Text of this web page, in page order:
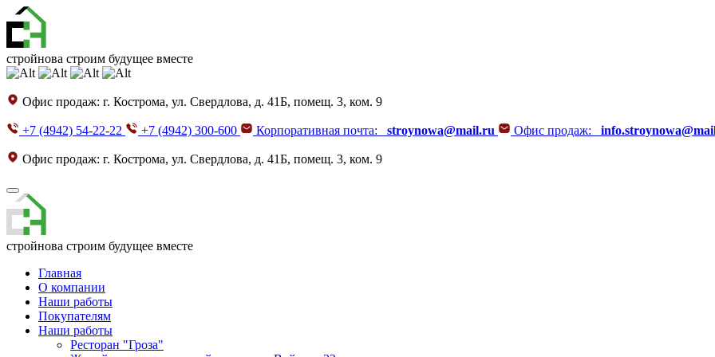
стройнова строим будущее вместе
Офис продаж: г. Кострома, ул. Свердлова, д. 41Б, помещ. 3, ком. 9
+7 (4942) 54-22-22 +7 (4942) 300-600 Корпоративная почта: stroynowa@mail.ru Офис продаж:
Офис продаж: г. Кострома, ул. Свердлова, д. 41Б, помещ. 3, ком. 9
стройнова строим будущее вместе
Главная
О компании
Наши работы
Покупателям
Наши работы
Ресторан "Гроза"